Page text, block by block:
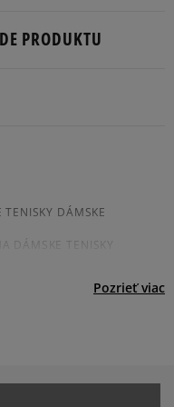
PRODUKTU
recenzie
TENISKY DÁMSKE
DÁMSKE TENISKY
Pozrieť viac